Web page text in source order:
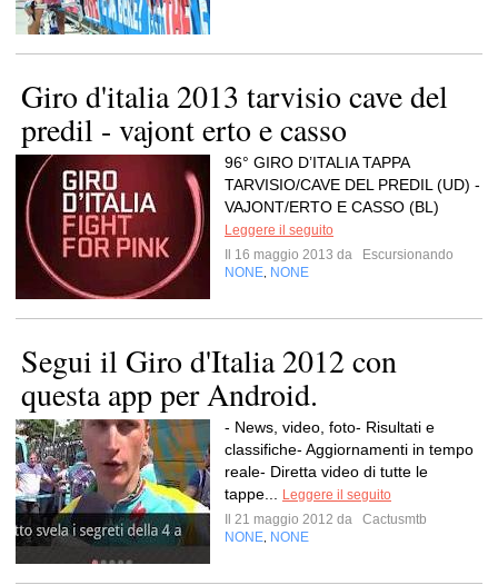
Giro d'italia 2013 tarvisio cave del
predil - vajont erto e casso
96° GIRO D’ITALIA TAPPA
TARVISIO/CAVE DEL PREDIL (UD) -
VAJONT/ERTO E CASSO (BL)
Leggere il seguito
Il 16 maggio 2013 da
Escursionando
NONE NONE
Segui il Giro d'Italia 2012 con
questa app per Android.
- News, video, foto- Risultati e
classifiche- Aggiornamenti in tempo
reale- Diretta video di tutte le
tappe...
Leggere il seguito
Il 21 maggio 2012 da
Cactusmtb
NONE NONE